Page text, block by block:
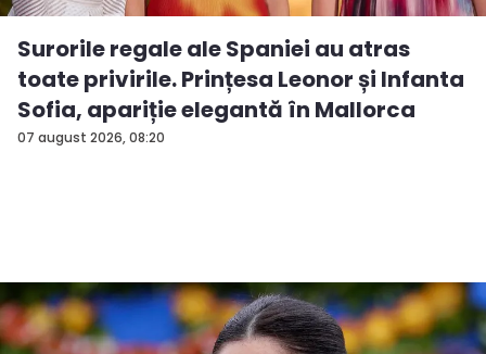
07 august 2026, 08:20
Surorile regale ale Spaniei au atras
toate privirile. Prințesa Leonor și Infanta
Sofia, apariție elegantă în Mallorca